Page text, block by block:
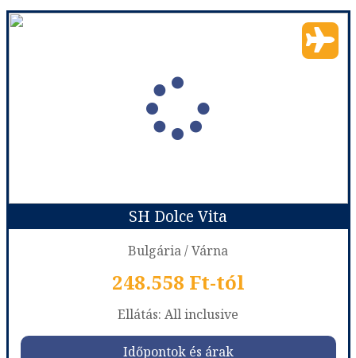
SH Dolce Vita
Bulgária / Várna
248.558 Ft-tól
Ellátás: All inclusive
Időpontok és árak